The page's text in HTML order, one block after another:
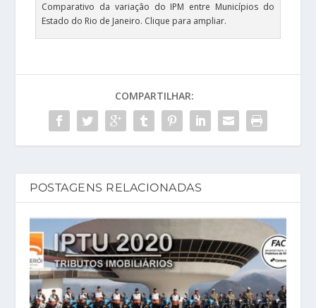
Comparativo da variação do IPM entre Municípios do
Estado do Rio de Janeiro. Clique para ampliar.
COMPARTILHAR:
POSTAGENS RELACIONADAS